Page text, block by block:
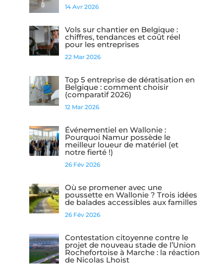
14 Avr 2026
Vols sur chantier en Belgique :
chiffres, tendances et coût réel
pour les entreprises
22 Mar 2026
Top 5 entreprise de dératisation en
Belgique : comment choisir
(comparatif 2026)
12 Mar 2026
Événementiel en Wallonie :
Pourquoi Namur possède le
meilleur loueur de matériel (et
notre fierté !)
26 Fév 2026
Où se promener avec une
poussette en Wallonie ? Trois idées
de balades accessibles aux familles
26 Fév 2026
Contestation citoyenne contre le
projet de nouveau stade de l’Union
Rochefortoise à Marche : la réaction
de Nicolas Lhoist